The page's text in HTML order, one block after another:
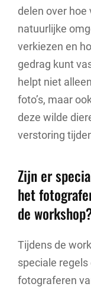
delen over hoe
natuurlijke
verkiezen en
gedrag kunt
helpt niet
foto’s, maar
deze wilde
verstoring
Zijn er
het
de
Tijdens de
speciale
fotograferen